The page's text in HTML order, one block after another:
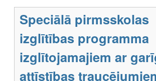
Speciālā pirmsskolas
izglītības programma
izglītojamajiem ar
attīstības